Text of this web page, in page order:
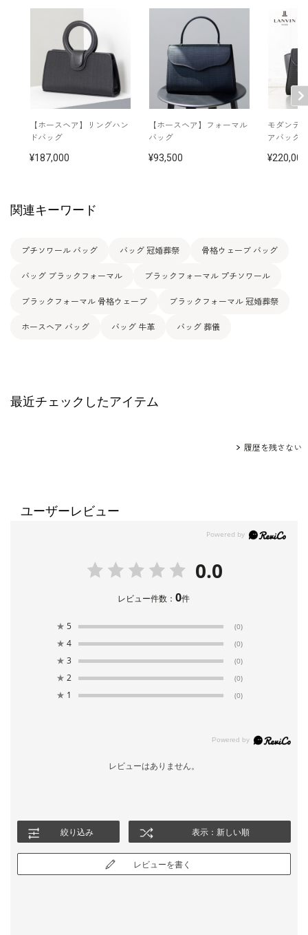
【ホースヘア】リングハン
ドバッグ
187,000
【ホースヘア】フォーマル
バッグ
93,500
モダンデ
アバッグ
220,000
関連キーワード
プチソワール バッグ バッグ 冠婚葬祭 骨格ウェーブ バッグ
バッグ ブラックフォーマル ブラックフォーマル プチソワール
ブラックフォーマル 骨格ウェーブ ブラックフォーマル 冠婚葬祭
ホースヘア バッグ バッグ 牛革 バッグ 葬儀
最近チェックしたアイテム
履歴を残さない
ユーザーレビュー
0.0
レビュー件数：0件
★ 5 (0)
★ 4 (0)
★ 3 (0)
★ 2 (0)
★ 1 (0)
レビューはありません。
絞り込み 表示：新しい順
レビューを書く